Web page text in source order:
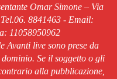
Omar Simone – Via
8841463 - Email:
11058950962
Avanti live sono prese da
Se il soggetto o gli
alla pubblicazione,